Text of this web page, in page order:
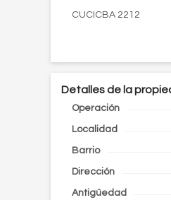
CUCICBA 2212
Detalles de la
Operación
Localidad
Barrio
Dirección
Antigüedad